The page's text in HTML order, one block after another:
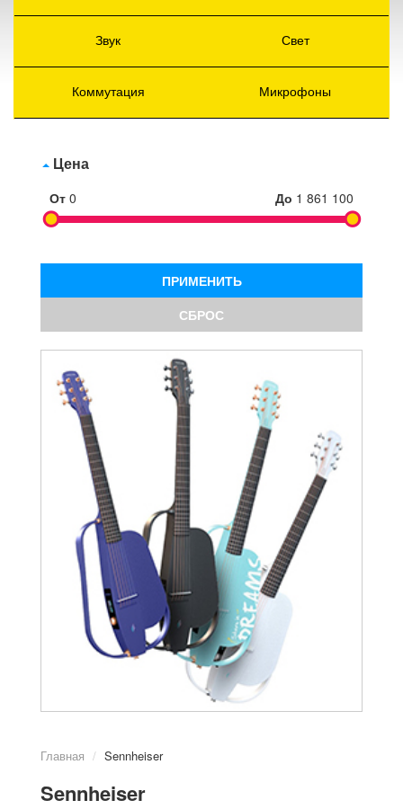
Звук Свет
Коммутация Микрофоны
Цена
От 0 До 1 861 100
ПРИМЕНИТЬ
СБРОС
Главная Sennheiser
Sennheiser